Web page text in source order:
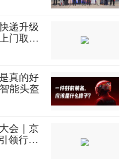
递升级
门取
真的好
能头盔
会｜京
领行业